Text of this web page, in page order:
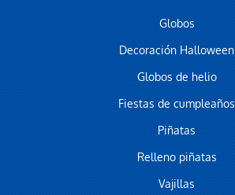
Globos
Decoración Halloween
Globos de helio
Fiestas de cumpleaños
Piñatas
Relleno piñatas
Vajillas